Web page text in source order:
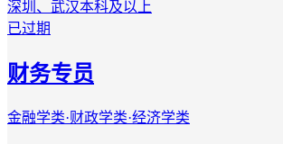
深圳、武汉本科及以上
已过期
财务专员
金融学类·财政学类·经济学类